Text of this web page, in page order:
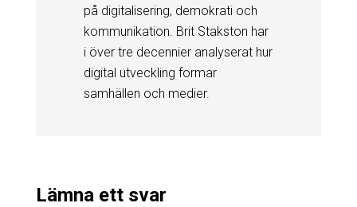
på digitalisering, demokrati och
kommunikation. Brit Stakston har
i över tre decennier analyserat hur
digital utveckling formar
samhällen och medier.
Lämna ett svar